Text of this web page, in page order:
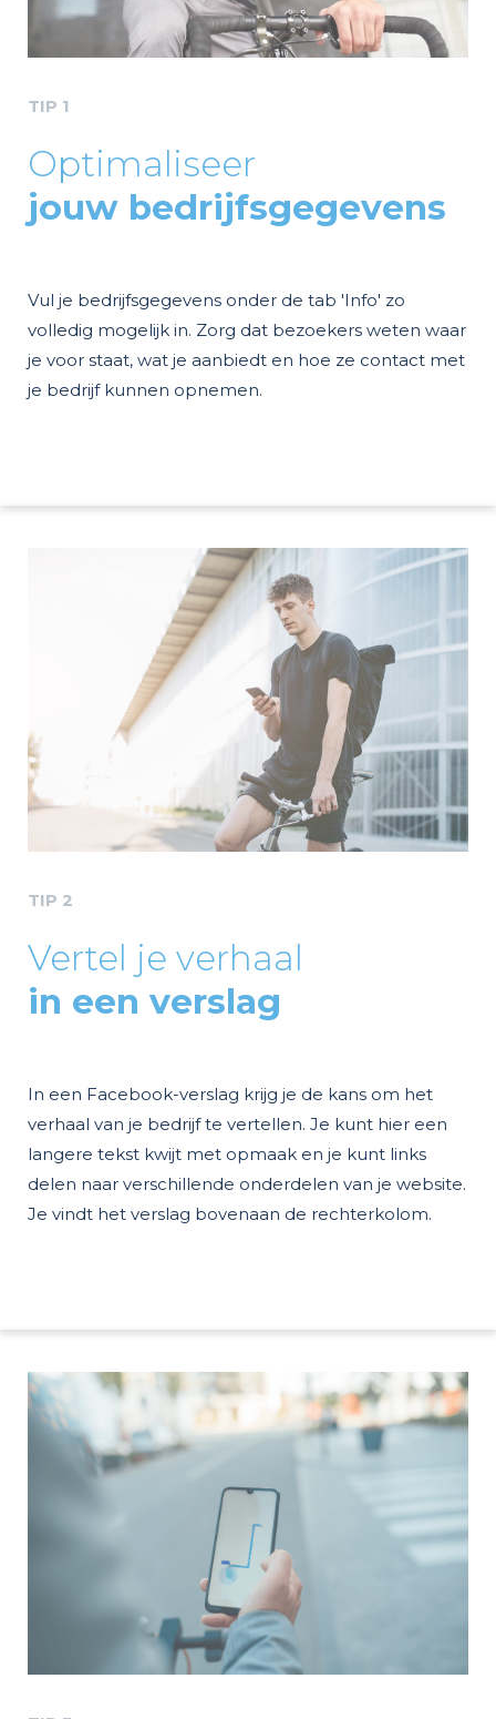
TIP 1
Optimaliseer
jouw bedrijfsgegevens
Vul je bedrijfsgegevens onder de tab 'Info' zo
volledig mogelijk in. Zorg dat bezoekers weten waar
je voor staat, wat je aanbiedt en hoe ze contact met
je bedrijf kunnen opnemen.
TIP 2
Vertel je verhaal
in een verslag
In een Facebook-verslag krijg je de kans om het
verhaal van je bedrijf te vertellen. Je kunt hier een
langere tekst kwijt met opmaak en je kunt links
delen naar verschillende onderdelen van je website.
Je vindt het verslag bovenaan de rechterkolom.